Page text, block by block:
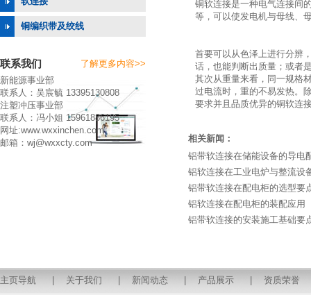
铜编织带及绞线
联系我们
了解更多内容>>
新能源事业部
联系人：吴宸毓 13395130808
注塑冲压事业部
联系人：冯小姐 15961886195
网址:www.wxxinchen.com
邮箱：wj@wxxcty.com
铜软连接是一种电气连接间
等，可以使发电机与母线、
首要可以从色泽上进行分辨
话，也能判断出质量；或者
其次从重量来看，同一规格
过电流时，重的不易发热。
要求并且品质优异的铜软连
相关新闻：
铝带软连接在储能设备的导电
铝软连接在工业电炉与整流设
铝带软连接在配电柜的选型要
铝软连接在配电柜的装配应用
铝带软连接的安装施工基础要
主页导航 关于我们 新闻动态 产品展示 资质荣誉